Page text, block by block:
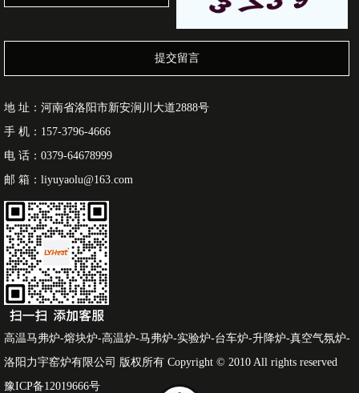
提交留言
地 址：河南省洛阳市新安涧川大道2888号
手 机：157-3796-4666
电 话：0379-64678999
邮 箱：liyuyaolu@163.com
高温马弗炉-熔块炉-高温炉-马弗炉-实验炉-台车炉-升降炉-真空气氛炉-
洛阳力宇窑炉有限公司 版权所有 Copyright © 2010 All rights reserved
豫ICP备12019666号